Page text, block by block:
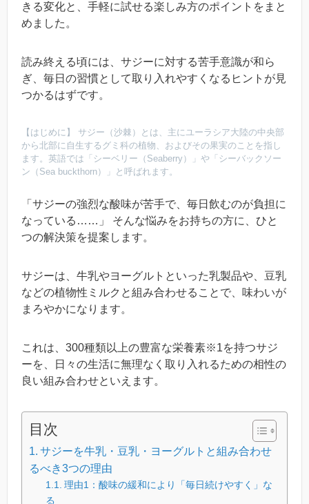
きる変化と、手軽に試せる楽しみ方のポイントをまと
めました。
読み終える頃には、サジーに対する苦手意識が和ら
ぎ、毎日の習慣として取り入れやすくなるヒントが見
つかるはずです。
【はじめに】 サジー（沙棘）とは、主にユーラシア大陸の中央部
から北部に自生するグミ科の植物、およびその果実のことを指し
ます。英語では「シーベリー（Seaberry）」や「シーバックソー
ン（Sea buckthorn）」と呼ばれます。
「サジーの強烈な酸味が苦手で、毎日飲むのが負担に
なっている……」 そんな悩みをお持ちの方に、ひと
つの解決策を提案します。
サジーは、牛乳やヨーグルトといった乳製品や、豆乳
などの植物性ミルクと組み合わせることで、味わいが
まろやかになります。
これは、300種類以上の豊富な栄養素※1を持つサジ
ーを、日々の生活に無理なく取り入れるための相性の
良い組み合わせといえます。
目次
サジーを牛乳・豆乳・ヨーグルトと組み合わせ
るべき3つの理由
理由1：酸味の緩和により「毎日続けやすく」な
る